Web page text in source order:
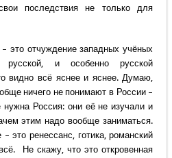
последствия не только для
это отчуждение западных учёных
русской, и особенно русской
видно всё яснее и яснее. Думаю,
ничего не понимают в России –
Россия: они её не изучали и
этим надо вообще заниматься.
это ренессанс, готика, романский
Не скажу, что это откровенная